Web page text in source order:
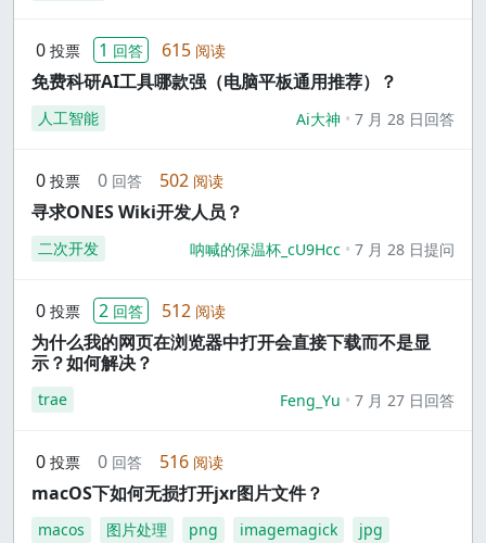
0 投票 1 回答 615 阅读
免费科研AI工具哪款强（电脑平板通用推荐）？
人工智能 Ai大神 7 月 28 日回答
0 投票 0 回答 502 阅读
寻求ONES Wiki开发人员？
二次开发 呐喊的保温杯_cU9Hcc 7 月 28 日提问
0 投票 2 回答 512 阅读
为什么我的网页在浏览器中打开会直接下载而不是显
示？如何解决？
trae Feng_Yu 7 月 27 日回答
0 投票 0 回答 516 阅读
macOS下如何无损打开jxr图片文件？
macos 图片处理 png imagemagick
jpg